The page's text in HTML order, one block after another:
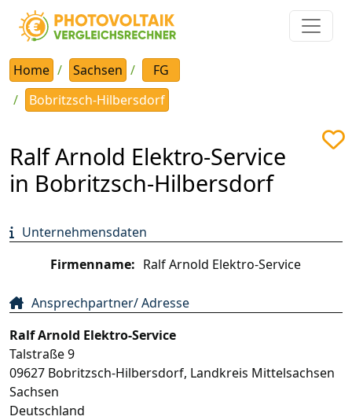
Home Sachsen
FG
Bobritzsch-Hilbersdorf
Ralf Arnold Elektro-Service
in Bobritzsch-Hilbersdorf
Unternehmensdaten
Firmenname: Ralf Arnold Elektro-Service
Ansprechpartner/ Adresse
Ralf Arnold Elektro-Service
Talstraße 9
09627 Bobritzsch-Hilbersdorf, Landkreis Mittelsachsen
Sachsen
Deutschland